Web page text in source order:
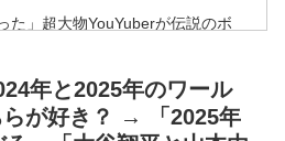
た」超大物YouYuberが伝説のボ
ァン「7連敗はしんどいわ……」
差もあるんだぞ」「毎年暑い季
年と2025年のワール
らが好き？ → 「2025年